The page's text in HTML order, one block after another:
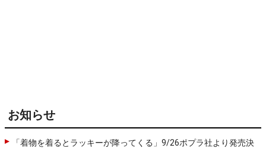
お知らせ
「着物を着るとラッキーが降ってくる」9/26ポプラ社より発売決